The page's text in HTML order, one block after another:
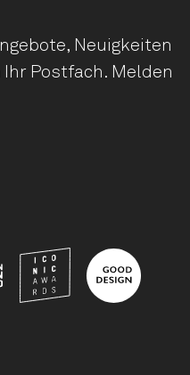
Neuigkeiten
Postfach. Melden